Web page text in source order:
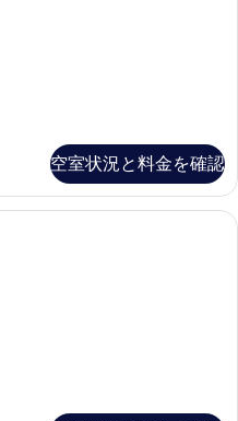
空室状況と料金を確認
Single Bed in a 18-Bed Dorm | 防音